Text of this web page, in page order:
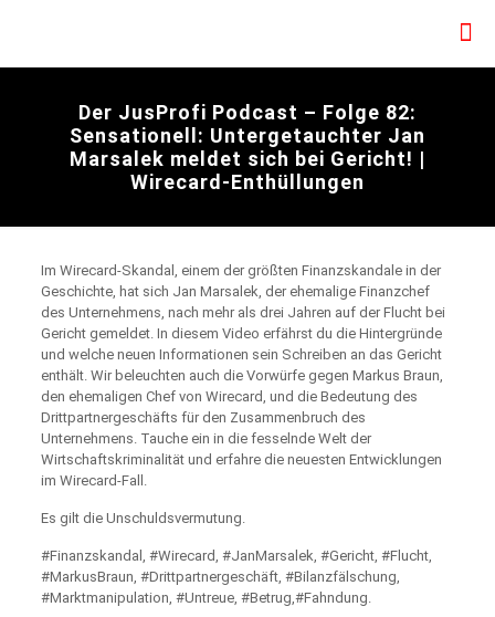
Der JusProfi Podcast – Folge 82:
Sensationell: Untergetauchter Jan
Marsalek meldet sich bei Gericht! |
Wirecard-Enthüllungen
Im Wirecard-Skandal, einem der größten Finanzskandale in der
Geschichte, hat sich Jan Marsalek, der ehemalige Finanzchef
des Unternehmens, nach mehr als drei Jahren auf der Flucht bei
Gericht gemeldet. In diesem Video erfährst du die Hintergründe
und welche neuen Informationen sein Schreiben an das Gericht
enthält. Wir beleuchten auch die Vorwürfe gegen Markus Braun,
den ehemaligen Chef von Wirecard, und die Bedeutung des
Drittpartnergeschäfts für den Zusammenbruch des
Unternehmens. Tauche ein in die fesselnde Welt der
Wirtschaftskriminalität und erfahre die neuesten Entwicklungen
im Wirecard-Fall.
Es gilt die Unschuldsvermutung.
#Finanzskandal, #Wirecard, #JanMarsalek, #Gericht, #Flucht,
#MarkusBraun, #Drittpartnergeschäft, #Bilanzfälschung,
#Marktmanipulation, #Untreue, #Betrug,#Fahndung.